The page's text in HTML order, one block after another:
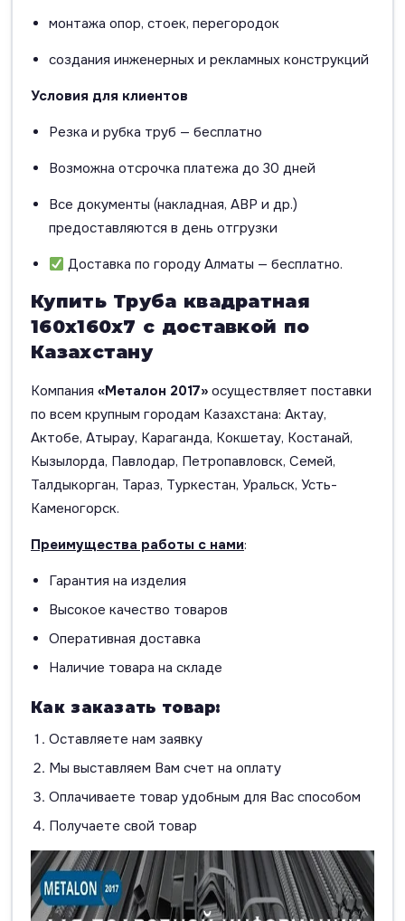
монтажа опор, стоек, перегородок
создания инженерных и рекламных конструкций
Условия для клиентов
Резка и рубка труб — бесплатно
Возможна отсрочка платежа до 30 дней
Все документы (накладная, АВР и др.)
предоставляются в день отгрузки
Доставка по городу Алматы — бесплатно.
Купить Труба квадратная
160х160х7 с доставкой по
Казахстану
Компания «Металон 2017» осуществляет поставки
по всем крупным городам Казахстана: Актау,
Актобе, Атырау, Караганда, Кокшетау, Костанай,
Кызылорда, Павлодар, Петропавловск, Семей,
Талдыкорган, Тараз, Туркестан, Уральск, Усть-
Каменогорск.
Преимущества работы с нами:
Гарантия на изделия
Высокое качество товаров
Оперативная доставка
Наличие товара на складе
Как заказать товар:
Оставляете нам заявку
Мы выставляем Вам счет на оплату
Оплачиваете товар удобным для Вас способом
Получаете свой товар